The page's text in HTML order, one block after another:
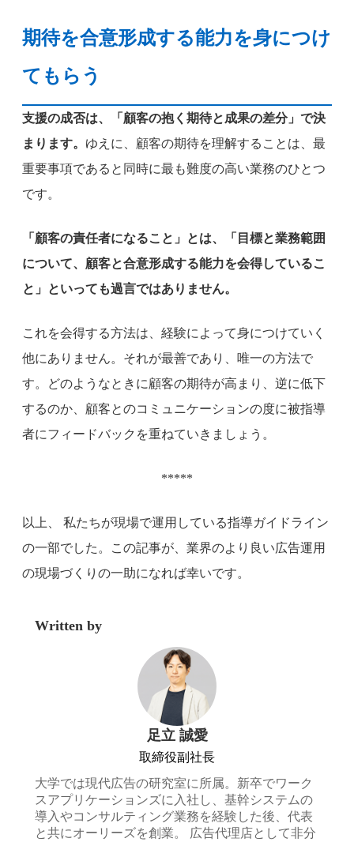
期待を合意形成する能力を身につけ
てもらう
支援の成否は、「顧客の抱く期待と成果の差分」で決
まります。 ゆえに、顧客の期待を理解することは、最
重要事項であると同時に最も難度の高い業務のひとつ
です。
「顧客の責任者になること」とは、「目標と業務範囲
について、顧客と合意形成する能力を会得しているこ
と」といっても過言ではありません。
これを会得する方法は、経験によって身につけていく
他にありません。それが最善であり、唯一の方法で
す。どのようなときに顧客の期待が高まり、逆に低下
するのか、顧客とのコミュニケーションの度に被指導
者にフィードバックを重ねていきましょう。
*****
以上、 私たちが現場で運用している指導ガイドライン
の一部でした。この記事が、業界のより良い広告運用
の現場づくりの一助になれば幸いです。
Written by
足立 誠愛
取締役副社長
大学では現代広告の研究室に所属。新卒でワーク
スアプリケーションズに入社し、基幹システムの
導入やコンサルティング業務を経験した後、代表
と共にオーリーズを創業。 広告代理店として非分